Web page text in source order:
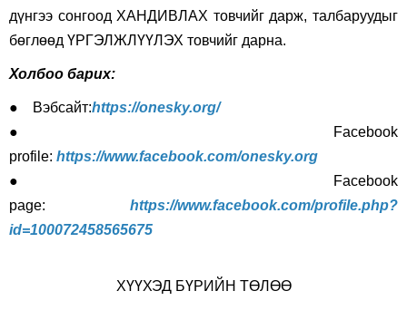
дүнгээ сонгоод ХАНДИВЛАХ товчийг дарж, талбаруудыг
бөглөөд ҮРГЭЛЖЛҮҮЛЭХ товчийг дарна.
Холбоо барих:
● Вэбсайт:https://onesky.org/
● Facebook
profile: https://www.facebook.com/onesky.org
● Facebook
page: https://www.facebook.com/profile.php?
id=100072458565675
ХҮҮХЭД БҮРИЙН ТӨЛӨӨ